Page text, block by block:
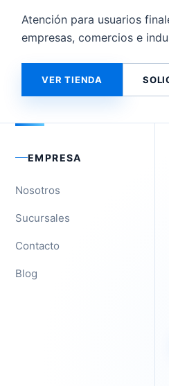
Atención para usuarios
empresas, comercios e
VER TIENDA
EMPRESA
Nosotros
Sucursales
Contacto
Blog